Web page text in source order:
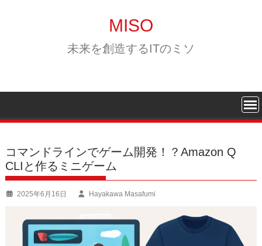
MISO
未来を創造するITのミソ
コマンドラインでゲーム開発！？Amazon Q
CLIと作るミニゲーム
2025年6月16日 Hayakawa Masafumi